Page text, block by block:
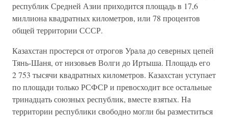
республик Средней Азии приходится площадь в 17,6
миллиона квадратных километров, или 78 процентов
общей территории СССР.
Казахстан простерся от отрогов Урала до северных цепей
Тянь-Шаня, от низовьев Волги до Иртыша. Площадь его
2 753 тысячи квадратных километров. Казахстан уступает
по площади только РСФСР и превосходит все остальные
тринадцать союзных республик, вместе взятых. На
территории республики свободно могли бы разместиться